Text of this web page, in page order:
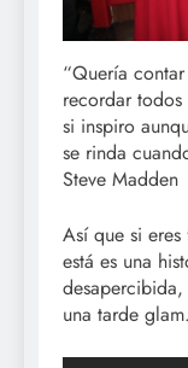
“Quería
recordar
si inspiro
se rinda
Steve Madden
Así que si
está es una
una tarde glam.